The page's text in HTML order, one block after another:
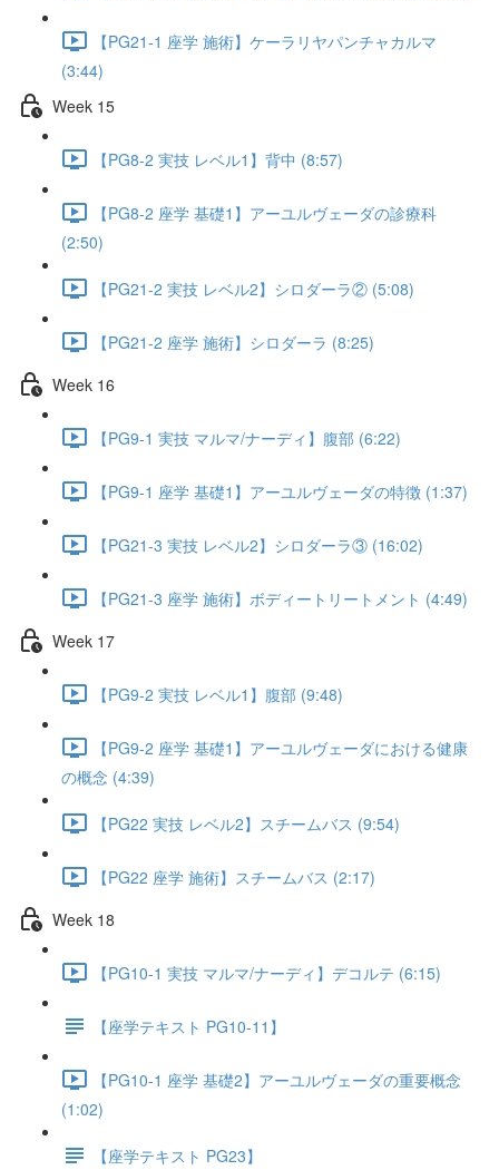
【PG21-1 座学 施術】ケーラリヤパンチャカルマ
(3:44)
Week 15
【PG8-2 実技 レベル1】背中 (8:57)
【PG8-2 座学 基礎1】アーユルヴェーダの診療科
(2:50)
【PG21-2 実技 レベル2】シロダーラ② (5:08)
【PG21-2 座学 施術】シロダーラ (8:25)
Week 16
【PG9-1 実技 マルマ/ナーディ】腹部 (6:22)
【PG9-1 座学 基礎1】アーユルヴェーダの特徴 (1:37)
【PG21-3 実技 レベル2】シロダーラ③ (16:02)
【PG21-3 座学 施術】ボディートリートメント (4:49)
Week 17
【PG9-2 実技 レベル1】腹部 (9:48)
【PG9-2 座学 基礎1】アーユルヴェーダにおける健康
の概念 (4:39)
【PG22 実技 レベル2】スチームバス (9:54)
【PG22 座学 施術】スチームバス (2:17)
Week 18
【PG10-1 実技 マルマ/ナーディ】デコルテ (6:15)
【座学テキスト PG10-11】
【PG10-1 座学 基礎2】アーユルヴェーダの重要概念
(1:02)
【座学テキスト PG23】